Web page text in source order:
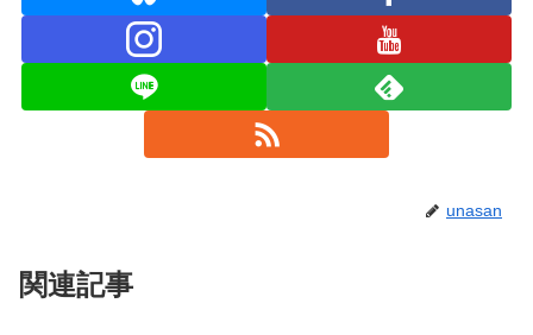
unasan
関連記事